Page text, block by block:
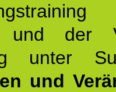
und der
unter
und